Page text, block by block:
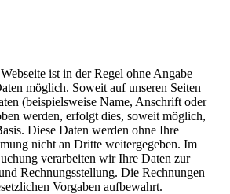
ist in der Regel ohne Angabe
möglich. Soweit auf unseren Seiten
(beispielsweise Name, Anschrift oder
werden, erfolgt dies, soweit möglich,
Diese Daten werden ohne Ihre
nicht an Dritte weitergegeben. Im
verarbeiten wir Ihre Daten zur
Rechnungsstellung. Die Rechnungen
Vorgaben aufbewahrt.